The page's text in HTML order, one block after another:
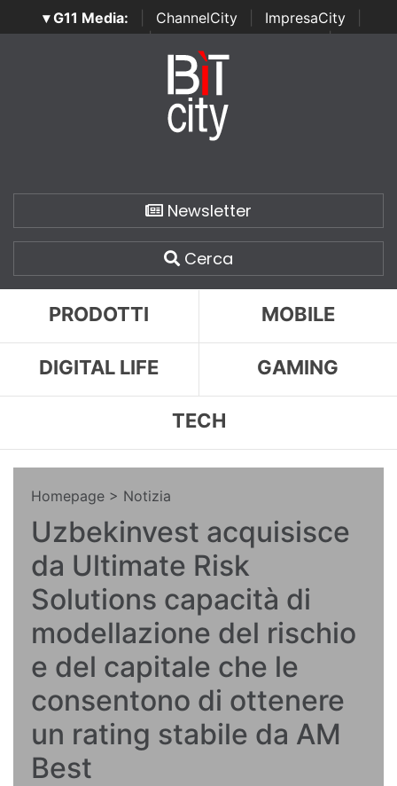
▾ G11 Media: ChannelCity ImpresaCity
SecurityOpenLab | Italian Channel Awards | Italian
Italian Security Awards
Newsletter
Cerca
PRODOTTI MOBILE
DIGITAL LIFE GAMING
TECH
Homepage > Notizia
Uzbekinvest acquisisce
da Ultimate Risk
Solutions capacità di
modellazione del rischio
e del capitale che le
consentono di ottenere
un rating stabile da AM
Best